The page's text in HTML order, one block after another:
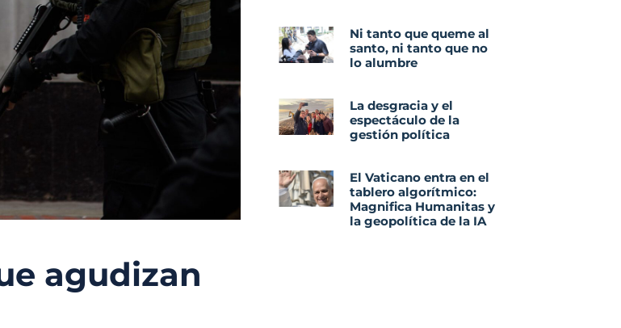
agudizan
Ni tanto que queme al
santo, ni tanto que no
lo alumbre
La desgracia y el
espectáculo de la
gestión política
El Vaticano entra en el
tablero algorítmico:
Magnifica Humanitas y
la geopolítica de la IA